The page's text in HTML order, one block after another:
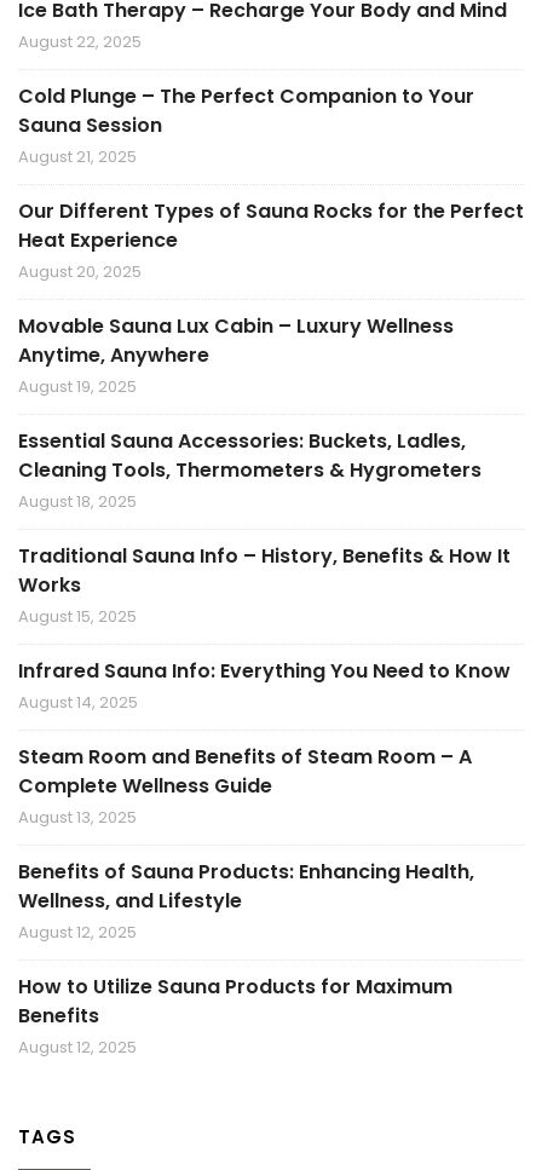
Ice Bath Therapy – Recharge Your Body and Mind
August 22, 2025
Cold Plunge – The Perfect Companion to Your
Sauna Session
August 21, 2025
Our Different Types of Sauna Rocks for the Perfect
Heat Experience
August 20, 2025
Movable Sauna Lux Cabin – Luxury Wellness
Anytime, Anywhere
August 19, 2025
Essential Sauna Accessories: Buckets, Ladles,
Cleaning Tools, Thermometers & Hygrometers
August 18, 2025
Traditional Sauna Info – History, Benefits & How It
Works
August 15, 2025
Infrared Sauna Info: Everything You Need to Know
August 14, 2025
Steam Room and Benefits of Steam Room – A
Complete Wellness Guide
August 13, 2025
Benefits of Sauna Products: Enhancing Health,
Wellness, and Lifestyle
August 12, 2025
How to Utilize Sauna Products for Maximum
Benefits
August 12, 2025
TAGS